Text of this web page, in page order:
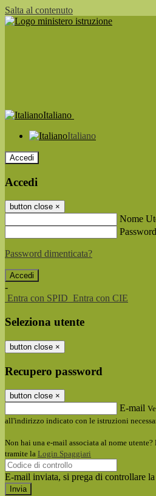
Salta al contenuto
Italiano
Italiano
Accedi
Accedi
button close ×
Nome
Password
Password dimenticata?
-
Entra con SPID Entra con CIE
Seleziona utente
button close ×
Recupero password
button close ×
E-mail
all'indirizzo indicato con le istruzioni
Non hai una e-mail associata al nome
tramite la Login Spaggiari
E-mail inviata, si prega di controllare